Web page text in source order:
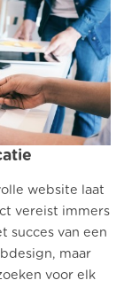
website laat
vereist immers
succes van een
maar
voor elk